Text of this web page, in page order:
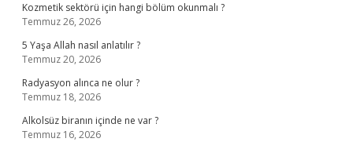
Kozmetik sektörü için hangi bölüm okunmalı ?
Temmuz 26, 2026
5 Yaşa Allah nasıl anlatılır ?
Temmuz 20, 2026
Radyasyon alınca ne olur ?
Temmuz 18, 2026
Alkolsüz biranın içinde ne var ?
Temmuz 16, 2026